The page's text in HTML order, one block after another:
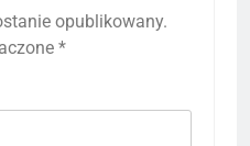
opublikowany.
*